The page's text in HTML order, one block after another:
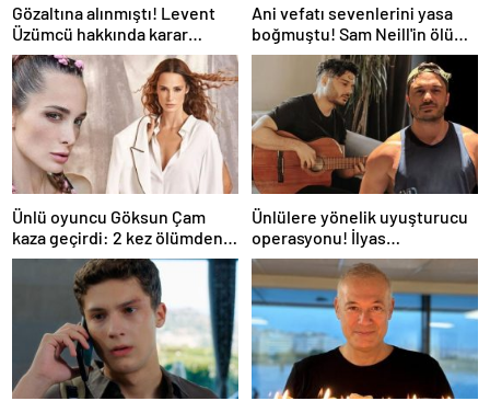
Gözaltına alınmıştı! Levent
Üzümcü hakkında karar
verildi
Ani vefatı sevenlerini yasa
boğmuştu! Sam Neill'in ölüm
nedeni belli oldu
Ünlü oyuncu Göksun Çam
kaza geçirdi: 2 kez ölümden
döndüm
Ünlülere yönelik uyuşturucu
operasyonu! İlyas
Yalçıntaş'tan ilk açıklama